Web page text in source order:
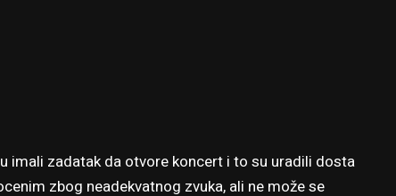
imali zadatak da otvore koncert i to su uradili dosta
zbog neadekvatnog zvuka, ali ne može se